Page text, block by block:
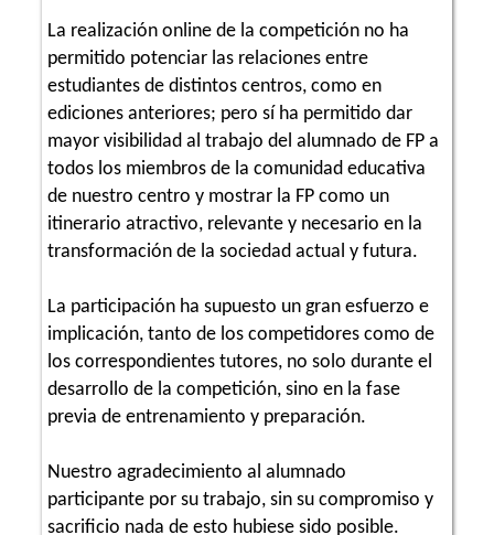
La realización online de la competición no ha
permitido potenciar las relaciones entre
estudiantes de distintos centros, como en
ediciones anteriores; pero sí ha permitido dar
mayor visibilidad al trabajo del alumnado de FP a
todos los miembros de la comunidad educativa
de nuestro centro y mostrar la FP como un
itinerario atractivo, relevante y necesario en la
transformación de la sociedad actual y futura.
La participación ha supuesto un gran esfuerzo e
implicación, tanto de los competidores como de
los correspondientes tutores, no solo durante el
desarrollo de la competición, sino en la fase
previa de entrenamiento y preparación.
Nuestro agradecimiento al alumnado
participante por su trabajo, sin su compromiso y
sacrificio nada de esto hubiese sido posible.